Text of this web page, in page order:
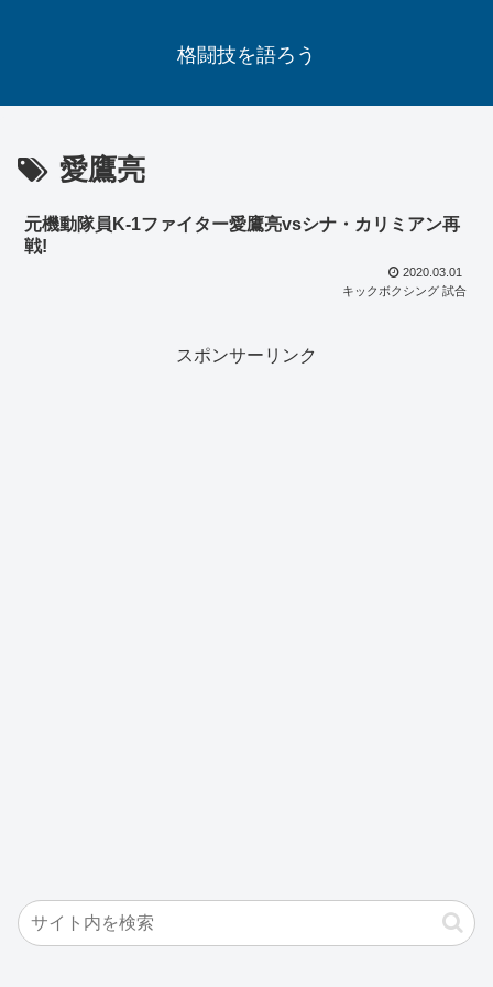
格闘技を語ろう
愛鷹亮
元機動隊員K-1ファイター愛鷹亮vsシナ・カリミアン再
戦!
2020.03.01
キックボクシング 試合
スポンサーリンク